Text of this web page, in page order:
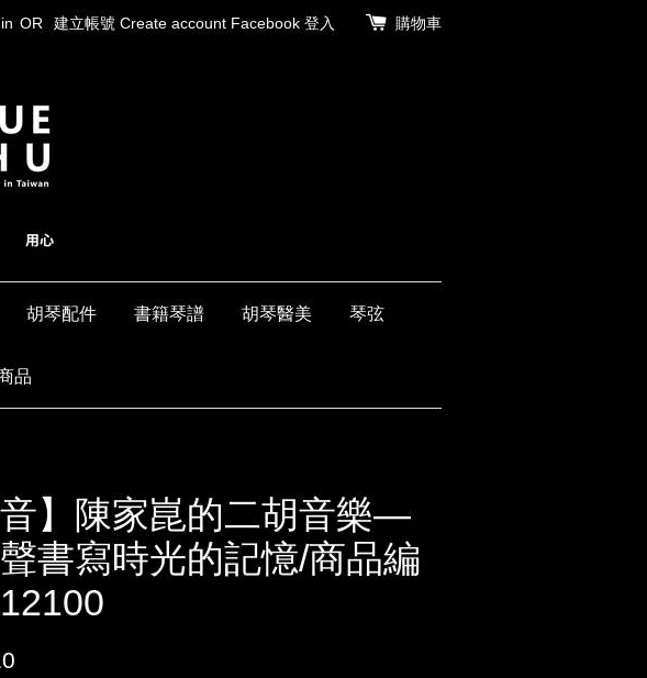
OR 建立帳號 Create account Facebook 登入 購物車
胡琴配件 書籍琴譜 胡琴醫美 琴弦
品
音】陳家崑的二胡音樂—
書寫時光的記憶/商品編